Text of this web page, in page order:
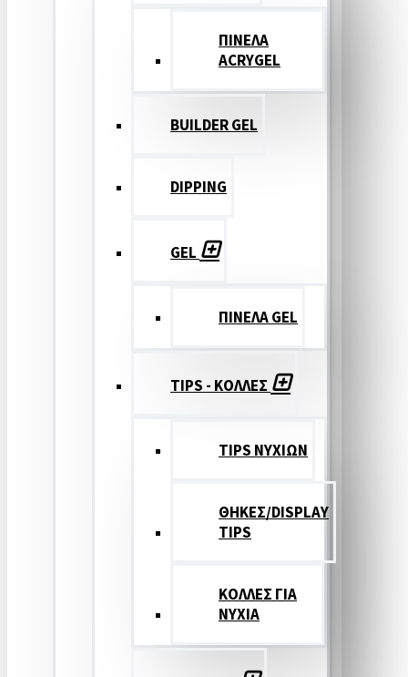
ΠΙΝΕΛΑ
ACRYGEL
BUILDER GEL
DIPPING
GEL
ΠΙΝΕΛΑ GEL
TIPS - ΚΟΛΛΕΣ
TIPS ΝΥΧΙΩΝ
ΘΗΚΕΣ/DISPLAY
TIPS
ΚΟΛΛΕΣ ΓΙΑ
ΝΥΧΙΑ